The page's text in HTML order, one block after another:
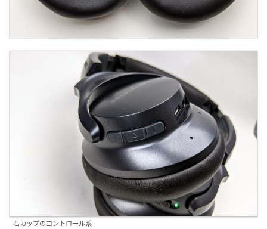
右カップのコントロール系